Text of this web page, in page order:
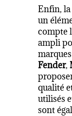
Enfin,
un
compte
ampli
Fender,
qualité
utilisés
sont